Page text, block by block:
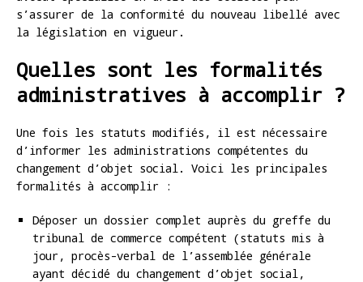
s’assurer de la conformité du nouveau libellé avec
la législation en vigueur.
Quelles sont les formalités
administratives à accomplir ?
Une fois les statuts modifiés, il est nécessaire
d’informer les administrations compétentes du
changement d’objet social. Voici les principales
formalités à accomplir :
Déposer un dossier complet auprès du greffe du
tribunal de commerce compétent (statuts mis à
jour, procès-verbal de l’assemblée générale
ayant décidé du changement d’objet social,